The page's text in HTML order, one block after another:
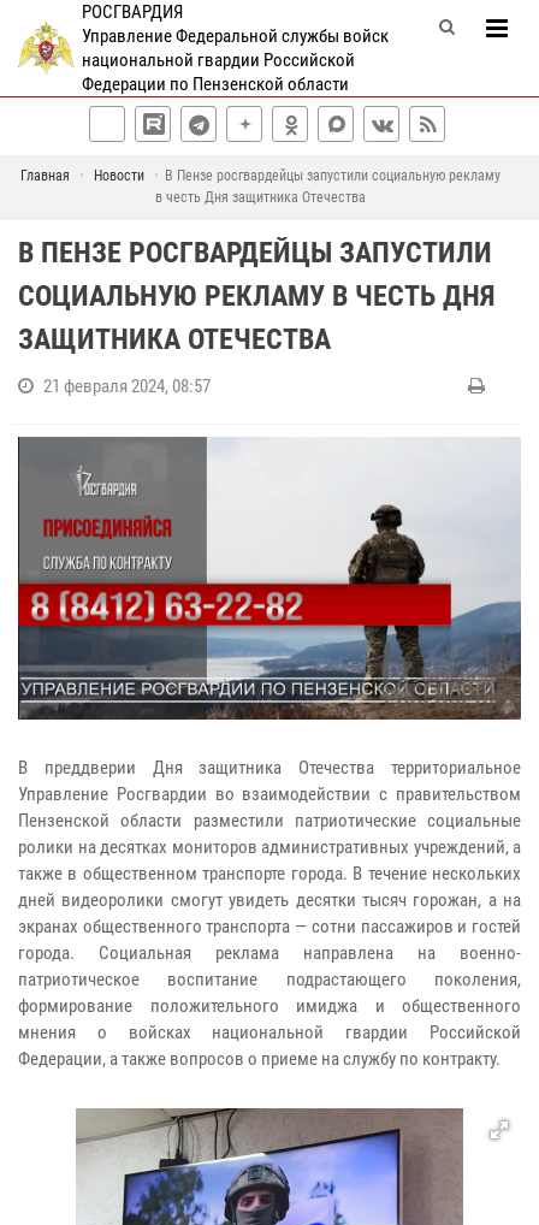
РОСГВАРДИЯ
Управление Федеральной службы войск
национальной гвардии Российской
Федерации по Пензенской области
Главная Новости
В Пензе росгвардейцы запустили социальную рекламу
в честь Дня защитника Отечества
В ПЕНЗЕ РОСГВАРДЕЙЦЫ ЗАПУСТИЛИ
СОЦИАЛЬНУЮ РЕКЛАМУ В ЧЕСТЬ ДНЯ
ЗАЩИТНИКА ОТЕЧЕСТВА
21 февраля 2024, 08:57
В преддверии Дня защитника Отечества территориальное
Управление Росгвардии во взаимодействии с правительством
Пензенской области разместили патриотические социальные
ролики на десятках мониторов административных учреждений, а
также в общественном транспорте города. В течение нескольких
дней видеоролики смогут увидеть десятки тысяч горожан, а на
экранах общественного транспорта — сотни пассажиров и гостей
города. Социальная реклама направлена на военно-
патриотическое воспитание подрастающего поколения,
формирование положительного имиджа и общественного
мнения о войсках национальной гвардии Российской
Федерации, а также вопросов о приеме на службу по контракту.